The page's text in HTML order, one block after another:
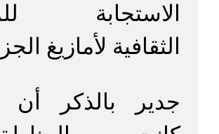
الاستجابة
الثقافية لأمازيغ
جدير بالذكر أن